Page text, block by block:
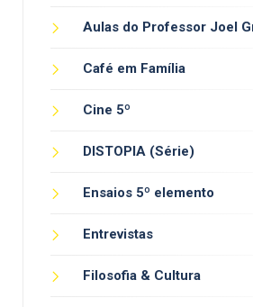
Aulas do Professor Joel
Café em Família
Cine 5º
DISTOPIA (Série)
Ensaios 5º elemento
Entrevistas
Filosofia & Cultura